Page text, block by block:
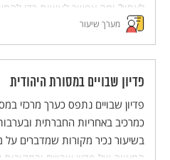
לאסון? ומה אפשר לעשות כדי
כדי זיכרון צורב?
מערך שיעור
פדיון שבויים במסורת היהודית
פדיון שבויים נתפס כערך מרכזי
כמרכיב באחריות החברתית
בשיעור נכיר מקורות שמדברים על